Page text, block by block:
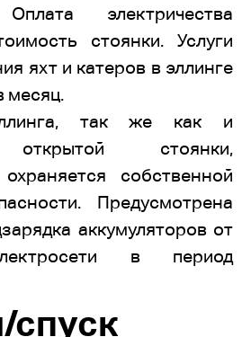
электричества
стоянки. Услуги
яхт и катеров в эллинге
месяц.
так же как и
открытой стоянки,
охраняется собственной
Предусмотрена
аккумуляторов от
в период